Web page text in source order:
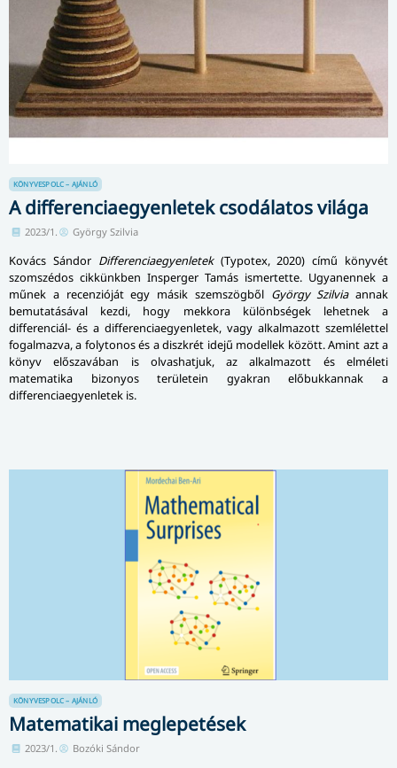
KÖNYVESPOLC – AJÁNLÓ
A differenciaegyenletek csodálatos világa
2023/1. György Szilvia
Kovács Sándor Differenciaegyenletek(Typotex, 2020) című könyvét
szomszédos cikkünkben Insperger Tamás ismertette. Ugyanennek a
műnek a recenzióját egy másik szemszögből György Szilviaannak
bemutatásával kezdi, hogy mekkora különbségek lehetnek a
differenciál- és a differenciaegyenletek, vagy alkalmazott szemlélettel
fogalmazva, a folytonos és a diszkrét idejű modellek között. Amint azt a
könyv előszavában is olvashatjuk, az alkalmazott és elméleti
matematika bizonyos területein gyakran előbukkannak a
differenciaegyenletek is.
KÖNYVESPOLC – AJÁNLÓ
Matematikai meglepetések
2023/1. Bozóki Sándor